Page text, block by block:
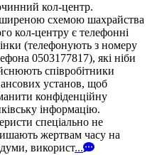
кол-центр.
схемою шахрайства
кол-центру є телефонні
(телефонують з номеру
0503177817), які ніби
співробітники
установ, щоб
конфіденційну
інформацію.
спеціально не
жертвам часу на
використ...